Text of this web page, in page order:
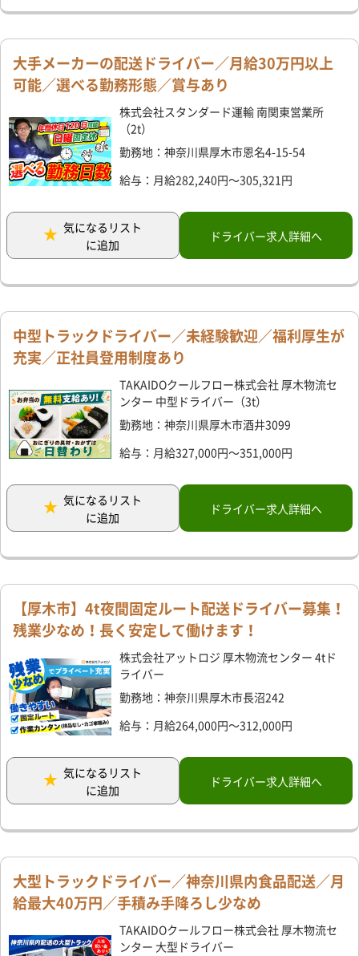
大手メーカーの配送ドライバー／月給30万円以上
可能／選べる勤務形態／賞与あり
株式会社スタンダード運輸 南関東営業所
（2t）
勤務地：神奈川県厚木市恩名4-15-54
給与：月給282,240円～305,321円
気になるリスト
に追加
ドライバー求人詳細へ
中型トラックドライバー／未経験歓迎／福利厚生が
充実／正社員登用制度あり
TAKAIDOクールフロー株式会社 厚木物流セ
ンター 中型ドライバー（3t）
勤務地：神奈川県厚木市酒井3099
給与：月給327,000円～351,000円
気になるリスト
に追加
ドライバー求人詳細へ
【厚木市】4t夜間固定ルート配送ドライバー募集！
残業少なめ！長く安定して働けます！
株式会社アットロジ 厚木物流センター 4tド
ライバー
勤務地：神奈川県厚木市長沼242
給与：月給264,000円～312,000円
気になるリスト
に追加
ドライバー求人詳細へ
大型トラックドライバー／神奈川県内食品配送／月
給最大40万円／手積み手降ろし少なめ
TAKAIDOクールフロー株式会社 厚木物流セ
ンター 大型ドライバー